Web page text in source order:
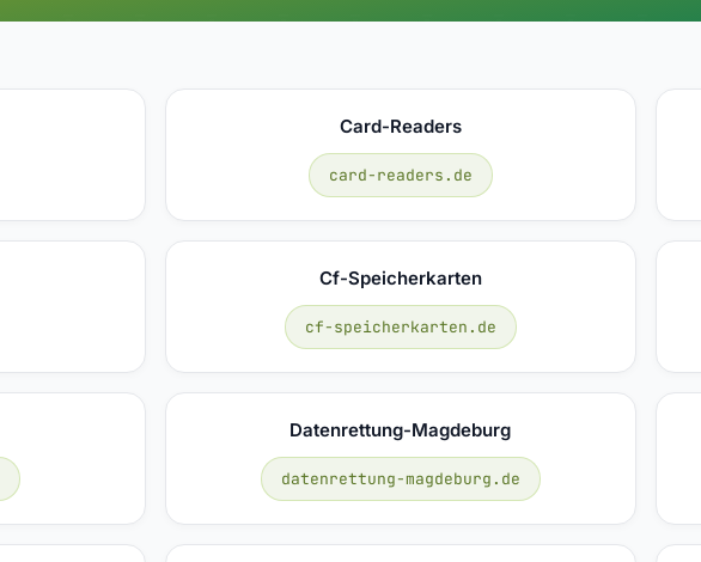
Card-Readers
card-readers.de
Cf-Speicherkarten
cf-speicherkarten.de
Datenrettung-Magdeburg
datenrettung-magdeburg.de